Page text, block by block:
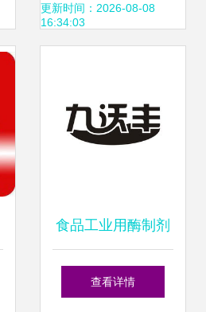
计、素材与转让需
更新时间：2026-08-08
16:34:03
食品工业用酶制剂
商标转让指南 开启
查看详情